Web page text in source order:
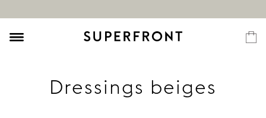
Dressings beiges